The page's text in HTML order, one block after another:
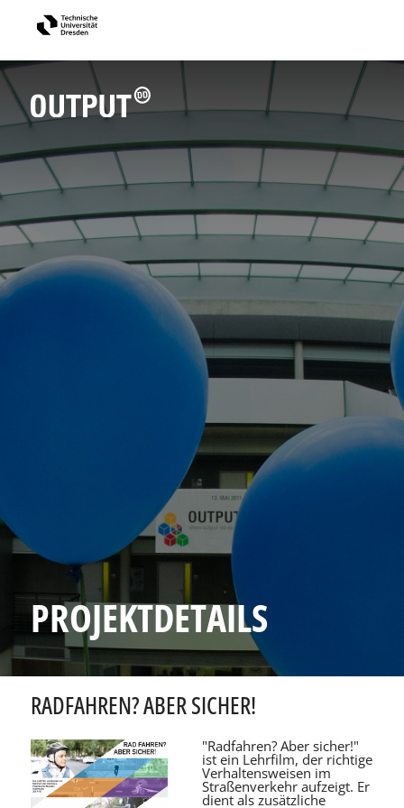
PROJEKTDETAILS
RADFAHREN? ABER SICHER!
"Radfahren? Aber sicher!"
ist ein Lehrfilm, der richtige
Verhaltensweisen im
Straßenverkehr aufzeigt. Er
dient als zusätzliche